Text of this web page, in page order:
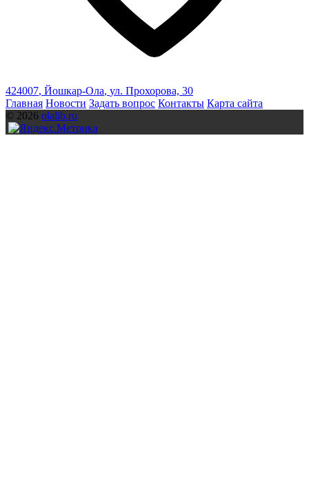
424007, Йошкар-Ола, ул. Прохорова, 30
Главная Новости Задать вопрос Контакты Карта сайта
© 2026 olalib.ru